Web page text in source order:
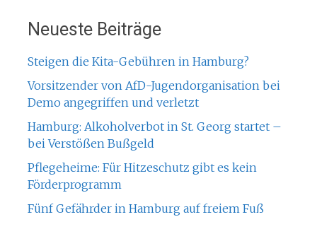
Neueste Beiträge
Steigen die Kita-Gebühren in Hamburg?
Vorsitzender von AfD-Jugendorganisation bei
Demo angegriffen und verletzt
Hamburg: Alkoholverbot in St. Georg startet –
bei Verstößen Bußgeld
Pflegeheime: Für Hitzeschutz gibt es kein
Förderprogramm
Fünf Gefährder in Hamburg auf freiem Fuß